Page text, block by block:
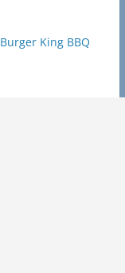
Burger King BBQ